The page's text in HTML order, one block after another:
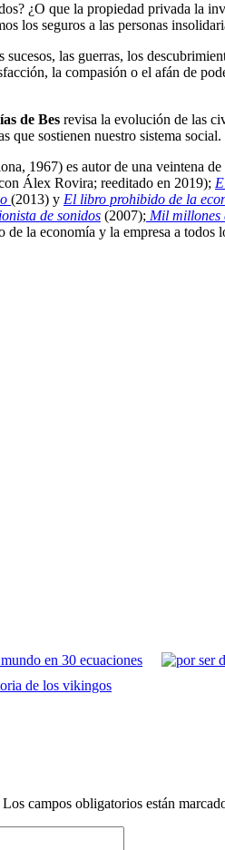
¿O que la propiedad privada la
los seguros a las personas
las guerras, los
la compasión o el afán de
de Bes revisa la evolución de las
que sostienen nuestro sistema social.
1967) es autor de una veintena
Álex Rovira; reeditado en 2019);
(2013) y El libro prohibido de la
de sonidos (2007); Mil millones
la economía y la empresa a
en 30 ecuaciones
de los vikingos
Los campos obligatorios están